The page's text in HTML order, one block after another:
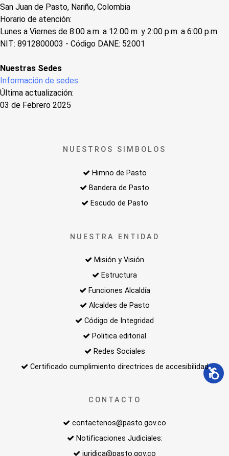
San Juan de Pasto, Nariño, Colombia
Horario de atención:
Lunes a Viernes de 8:00 a.m. a 12:00 m. y 2:00 p.m. a 6:00 p.m.
NIT: 8912800003 - Código DANE: 52001
Nuestras Sedes
Información de sedes
Última actualización:
03 de Febrero 2025
NUESTROS SIMBOLOS
Himno de Pasto
Bandera de Pasto
Escudo de Pasto
NUESTRA ENTIDAD
Misión y Visión
Estructura
Funciones Alcaldía
Alcaldes de Pasto
Código de Integridad
Politica editorial
Redes Sociales
Certificado cumplimiento directrices de accesibilidad
CONTACTO
contactenos@pasto.gov.co
Notificaciones Judiciales:
juridica@pasto.gov.co